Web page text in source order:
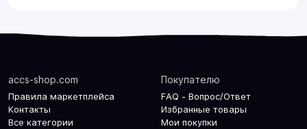
accs-shop.com
Правила маркетплейса
Контакты
Все категории
Покупателю
FAQ - Вопрос/Ответ
Избранные товары
Мои покупки